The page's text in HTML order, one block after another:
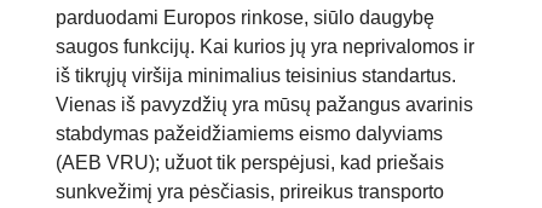
parduodami Europos rinkose, siūlo daugybę
saugos funkcijų. Kai kurios jų yra neprivalomos ir
iš tikrųjų viršija minimalius teisinius standartus.
Vienas iš pavyzdžių yra mūsų pažangus avarinis
stabdymas pažeidžiamiems eismo dalyviams
(AEB VRU); užuot tik perspėjusi, kad priešais
sunkvežimį yra pėsčiasis, prireikus transporto